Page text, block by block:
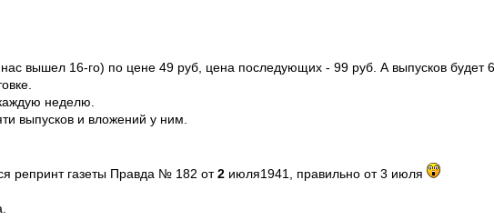
вышел 16-го) по цене 49 руб, цена последующих - 99 руб. А выпусков будет
неделю.
выпусков и вложений у ним.
репринт газеты Правда № 182 от2 июля1941, правильно от 3 июля